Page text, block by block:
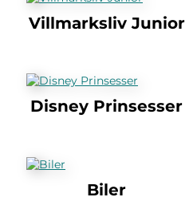
Villmarksliv Junior
Disney Prinsesser
Biler